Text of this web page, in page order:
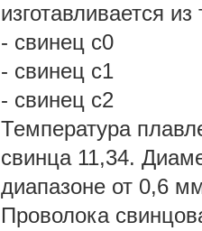
изготавливается
- свинец с0
- свинец с1
- свинец с2
Температура
свинца 11,34.
диапазоне от 0,6
Проволока